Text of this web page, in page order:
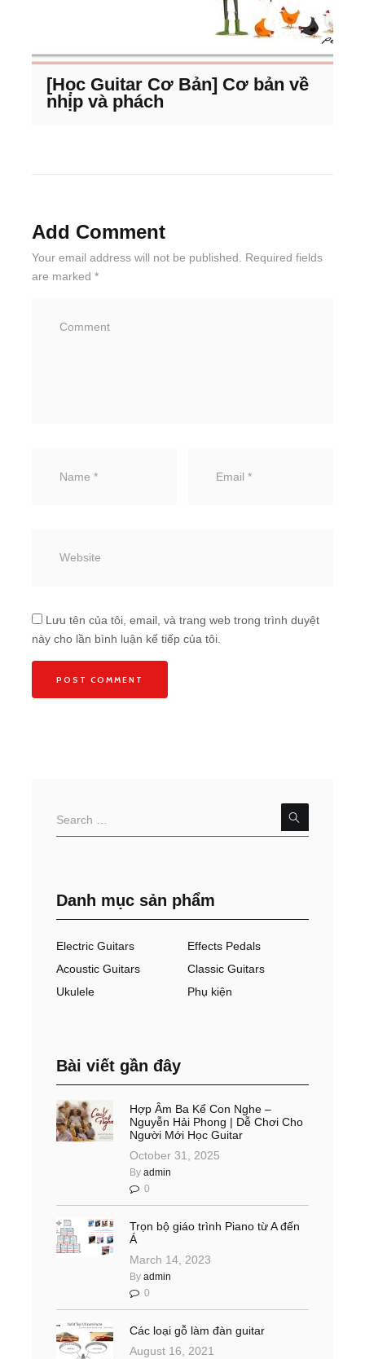
[Học Guitar Cơ Bản] Cơ bản về
nhịp và phách
Add Comment
Your email address will not be published. Required fields
are marked *
Lưu tên của tôi, email, và trang web trong trình duyệt
này cho lần bình luận kế tiếp của tôi.
Danh mục sản phẩm
Electric Guitars
Effects Pedals
Acoustic Guitars
Classic Guitars
Ukulele
Phụ kiện
Bài viết gần đây
Hợp Âm Ba Kể Con Nghe –
Nguyễn Hải Phong | Dễ Chơi Cho
Người Mới Học Guitar
October 31, 2025
By admin
0
Trọn bộ giáo trình Piano từ A đến
Á
March 14, 2023
By admin
0
Các loại gỗ làm đàn guitar
August 16, 2021